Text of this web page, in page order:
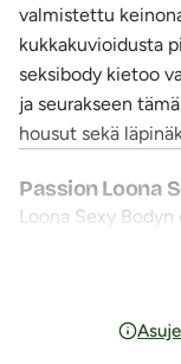
valmistettu
kukkakuvioidusta
seksibody kietoo
ja seurakseen
housut sekä
Passion Loona
Loona Sexy
paljastuvat
Rintaliivikupeissa